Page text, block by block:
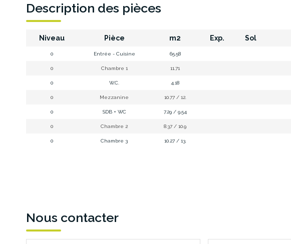
Description des pièces
Niveau Pièce m2 Exp. Sol
0 Entrée - Cuisine 65.58
0 Chambre 1 11.71
0 W.C. 4.18
0 Mezzanine 10.77 / 12.
0 SDB + WC 7.29 / 9.54
0 Chambre 2 8.37 / 10.9
0 Chambre 3 10.27 / 13.
Nous contacter